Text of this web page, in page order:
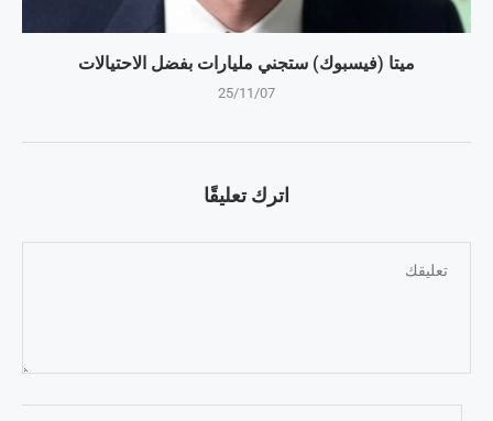
ميتا (فيسبوك) ستجني مليارات بفضل الاحتيالات
25/11/07
اترك تعليقًا